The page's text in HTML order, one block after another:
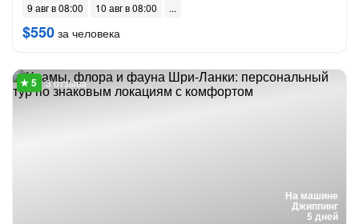
9 авг в 08:00 10 авг в 08:00
$550 за человека
На машине
Джиппинг
5 дней
3 отзыва